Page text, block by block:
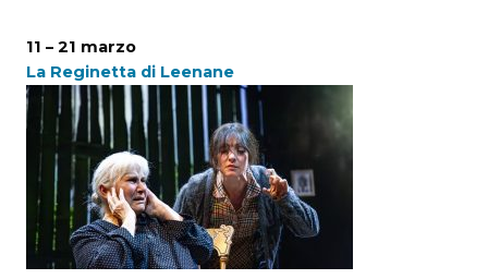
11 – 21 marzo
La Reginetta di Leenane